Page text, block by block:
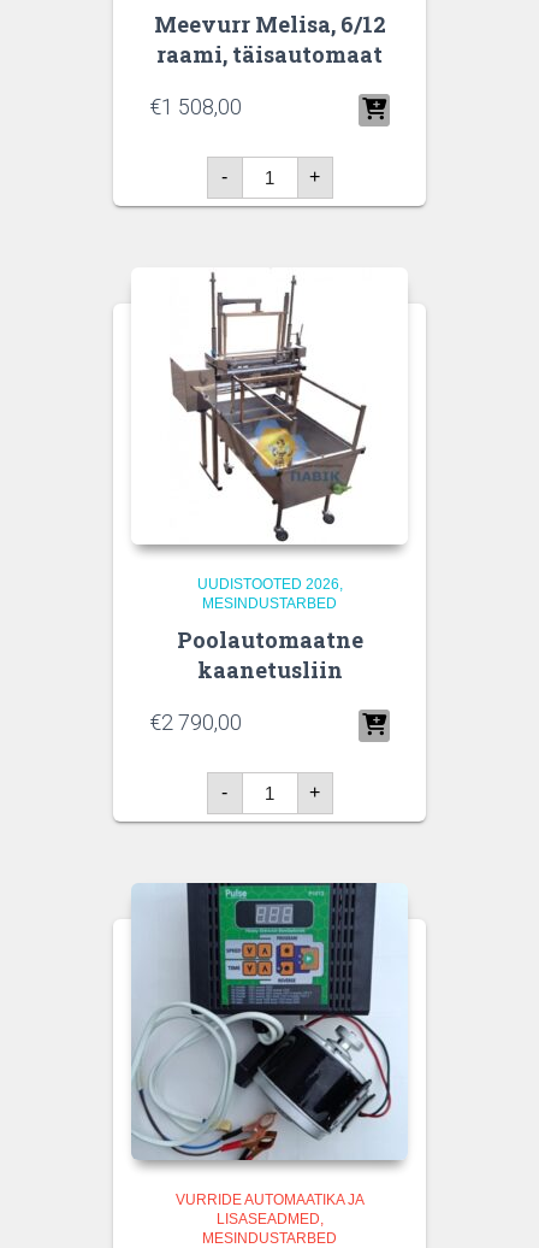
Meevurr Melisa, 6/12
raami, täisautomaat
€1 508,00
-
Meevurr
Melisa,
6/12
raami,
+
UUDISTOOTED 2026
MESINDUSTARBED
Poolautomaatne
kaanetusliin
€2 790,00
-
Poolautomaatne
kaanetusliin
kogus
+
VURRIDE AUTOMAATIKA JA
LISASEADMED
MESINDUSTARBED